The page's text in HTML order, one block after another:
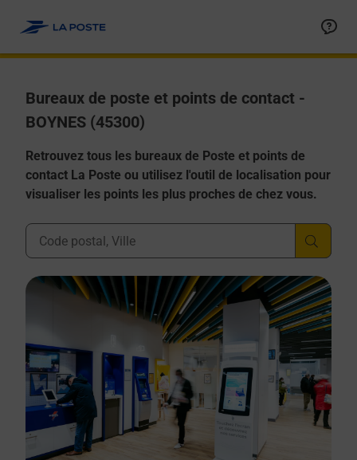
Bureaux de poste et points de contact -
BOYNES (45300)
Retrouvez tous les bureaux de Poste et points de
contact La Poste ou utilisez l'outil de localisation pour
visualiser les points les plus proches de chez vous.
Ville, Département, Code Postal